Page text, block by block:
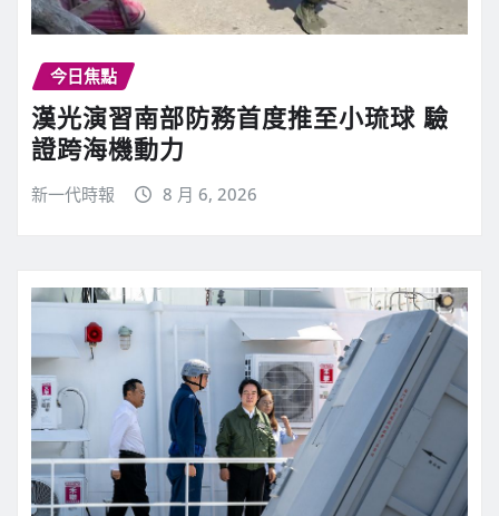
今日焦點
漢光演習南部防務首度推至小琉球 驗
證跨海機動力
新一代時報 8 月 6, 2026